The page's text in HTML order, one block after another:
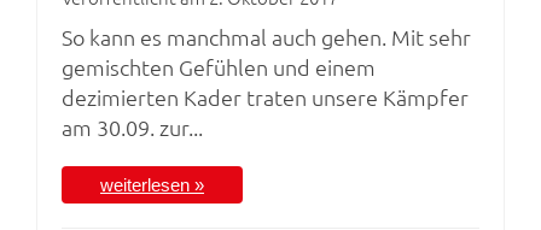
So kann es manchmal auch gehen. Mit sehr
gemischten Gefühlen und einem
dezimierten Kader traten unsere Kämpfer
am 30.09. zur...
weiterlesen »